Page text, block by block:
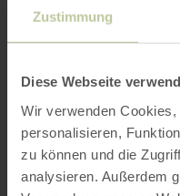
Zustimmung
Diese Webseite
Wir verwenden
personalisieren,
zu können und die
analysieren. Außerdem